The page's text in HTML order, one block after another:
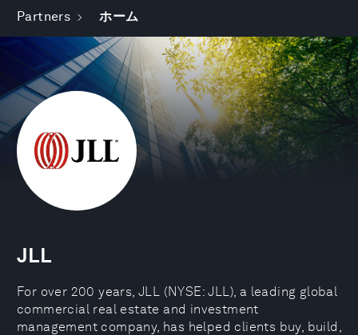
Partners ホーム
JLL
For over 200 years, JLL (NYSE: JLL), a leading global
commercial real estate and investment
management company, has helped clients buy, build,